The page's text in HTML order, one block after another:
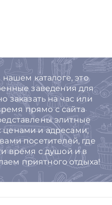
каталоге, это
заведения для
заказать на час или
прямо с сайта
элитные
ценами и адресами,
посетителей, где
время с душой и в
приятного отдыха!